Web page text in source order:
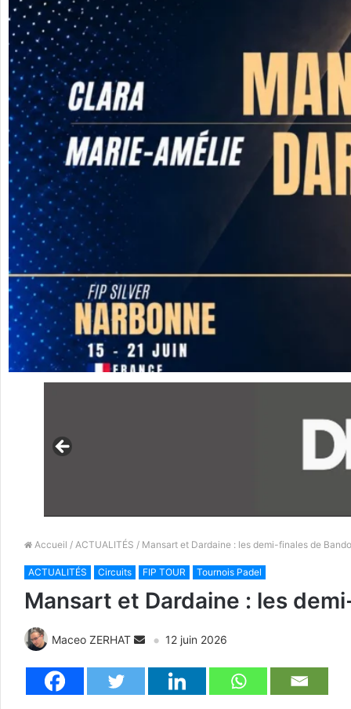
Accueil / ACTUALITÉS / Mansart et Dardaine : les demi-finales de
ACTUALITÉS Circuits FIP TOUR Tournois Padel
Mansart et Dardaine : les
Maceo ZERHAT 12 juin 2026